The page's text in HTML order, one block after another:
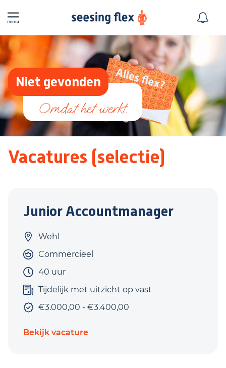
Niet gevonden
Vacatures (selectie)
Junior Accountmanager
Wehl
Commercieel
40 uur
Tijdelijk met uitzicht op vast
€3.000,00 - €3.400,00
Bekijk vacature